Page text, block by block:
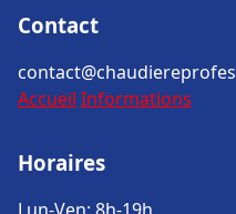
Contact
Accueil Informations
Horaires